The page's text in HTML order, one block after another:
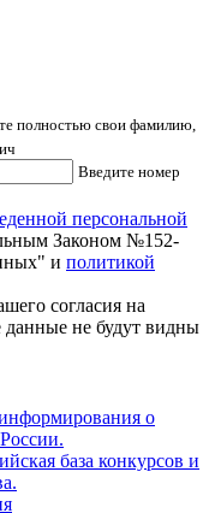
полностью свои фамилию,
Введите номер
персональной
Законом №152-
и политикой
согласия на
не будут видны